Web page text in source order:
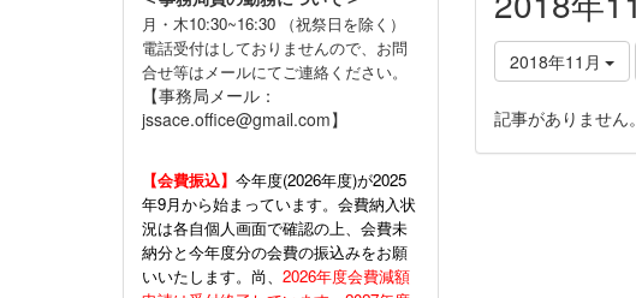
2018年11月
記事がありません。
月・木10:30~16:30 （祝祭日を除く）
電話受付はしておりませんので、お問
合せ等はメールにてご連絡ください。
【事務局メール：
jssace.office@gmail.com】
【会費振込】 今年度(2026年度)が2025
年9月から始まっています。会費納入状
況は各自個人画面で確認の上、会費未
納分と今年度分の会費の振込みをお願
いいたします。尚、 2026年度会費減額